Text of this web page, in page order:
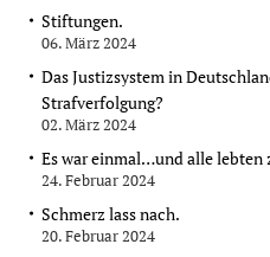
Stiftungen.
06. März 2024
Das Justizsystem in
Strafverfolgung?
02. März 2024
Es war einmal…und alle
24. Februar 2024
Schmerz lass nach.
20. Februar 2024